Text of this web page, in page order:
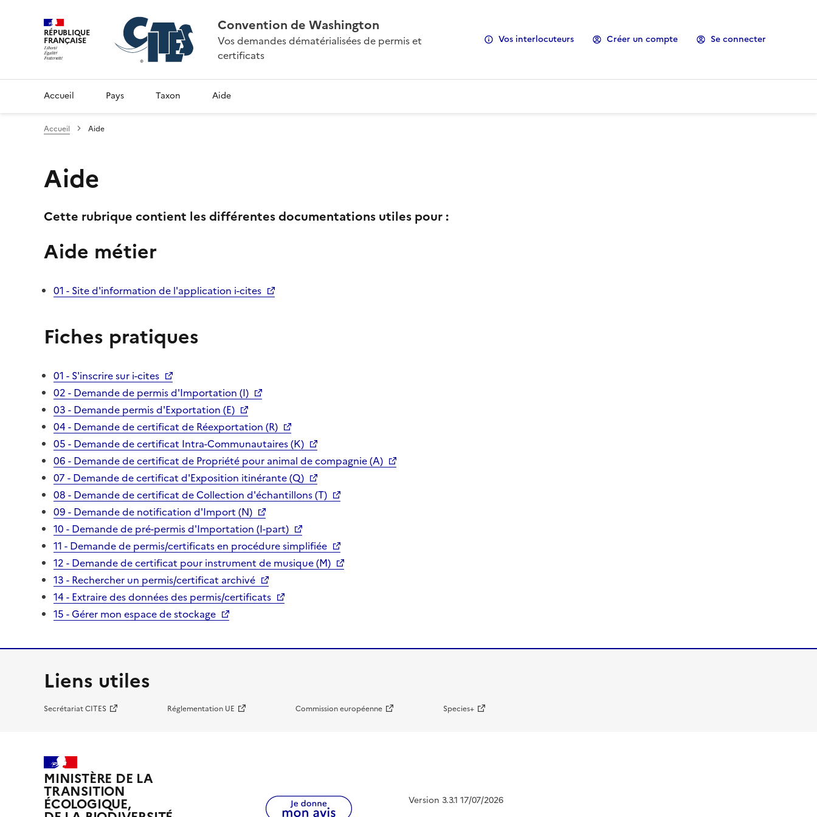
RÉPUBLIQUE
FRANÇAISE
Convention de Washington
Vos demandes dématérialisées de permis et
certificats
Vos interlocuteurs Créer un compte Se connecter
Accueil Pays Taxon Aide
Accueil Aide
Aide
Cette rubrique contient les différentes documentations utiles pour :
Aide métier
01 - Site d'information de l'application i-cites
Fiches pratiques
01 - S'inscrire sur i-cites
02 - Demande de permis d'Importation (I)
03 - Demande permis d'Exportation (E)
04 - Demande de certificat de Réexportation (R)
05 - Demande de certificat Intra-Communautaires (K)
06 - Demande de certificat de Propriété pour animal de compagnie (A)
07 - Demande de certificat d'Exposition itinérante (Q)
08 - Demande de certificat de Collection d'échantillons (T)
09 - Demande de notification d'Import (N)
10 - Demande de pré-permis d'Importation (I-part)
11 - Demande de permis/certificats en procédure simplifiée
12 - Demande de certificat pour instrument de musique (M)
13 - Rechercher un permis/certificat archivé
14 - Extraire des données des permis/certificats
15 - Gérer mon espace de stockage
Liens utiles
Secrétariat CITES Réglementation UE Commission européenne Species+
MINISTÈRE DE LA
TRANSITION
ÉCOLOGIQUE, Version 3.3.1 17/07/2026